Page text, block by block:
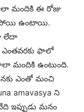
మందికి ఈ రోజు
ఉంటాయి.
లేదా
ఎంతవరకు ఫాలో
మందికి ఉంటుంది.
ఎంతో మంచి
amavasya ని
ఇప్పుడు మనం